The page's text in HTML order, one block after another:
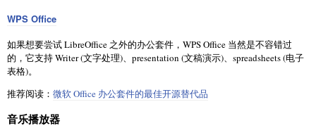
WPS Office
如果想要尝试 LibreOffice 之外的办公套件，WPS Office 当然是不容错过
的，它支持 Writer (文字处理)、presentation (文稿演示)、spreadsheets (电子
表格)。
推荐阅读： 微软 Office 办公套件的最佳开源替代品
音乐播放器